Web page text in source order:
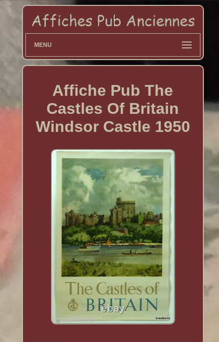
MENU
Affiche Pub The
Castles Of Britain
Windsor Castle 1950